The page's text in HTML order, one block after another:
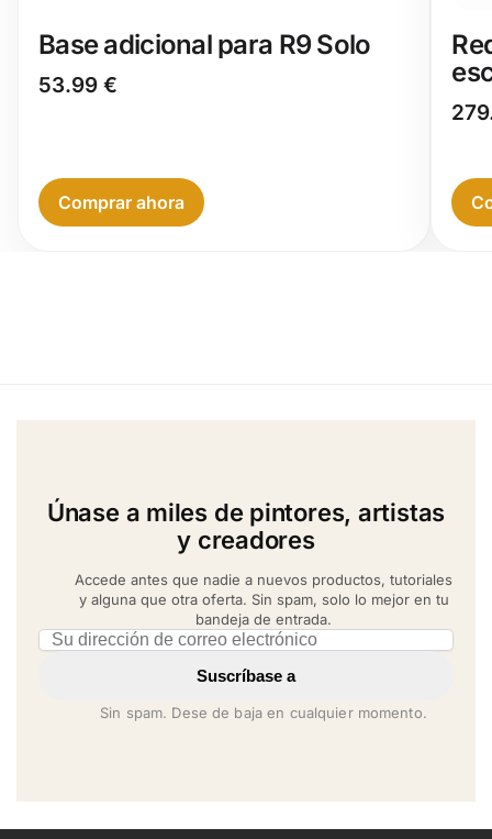
Base adicional para R9 Solo
53.99 €
Comprar ahora
Únase a miles de pintores, artistas
y creadores
Accede antes que nadie a nuevos productos, tutoriales
y alguna que otra oferta. Sin spam, solo lo mejor en tu
bandeja de entrada.
Email address
Suscríbase a
Sin spam. Dese de baja en cualquier momento.